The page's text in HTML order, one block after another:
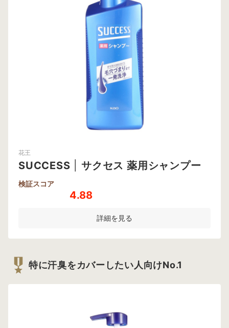
花王
SUCCESS サクセス 薬用シャンプー
検証スコア
4.88
詳細を見る
特に汗臭をカバーしたい人向けNo.1